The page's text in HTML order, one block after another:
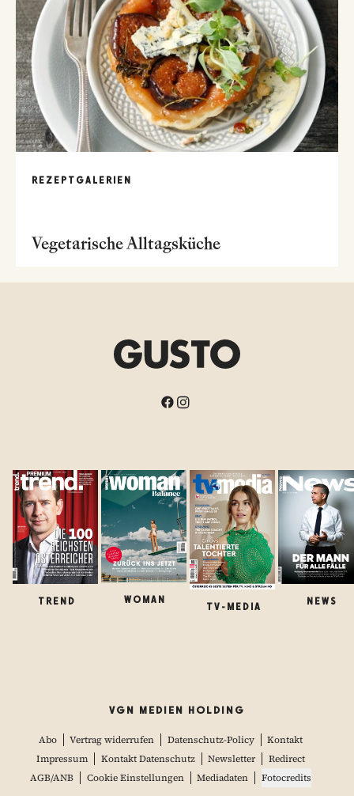
REZEPTGALERIEN
Vegetarische Alltagsküche
TREND WOMAN
TV-MEDIA
NEWS
VGN MEDIEN HOLDING
Abo Vertrag widerrufen Datenschutz-Policy
Kontakt
Impressum
Kontakt Datenschutz Newsletter
Redirect
AGB/ANB
Cookie Einstellungen Mediadaten Fotocredits